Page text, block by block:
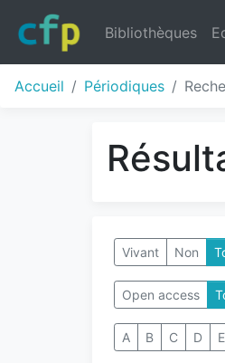
Bibliothèques
Accueil Périodiques
Vivant Non
Open access
A B C D E